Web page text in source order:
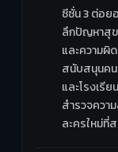
ซีซั่น 3 ต่อย
ลึกปัญหาสุ
และความผิ
สนับสนุนคน
และโรงเรี
สำรวจควา
ละครใหม่ที่